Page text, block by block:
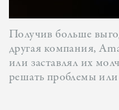
Получив больше
другая компания,
или заставлял их
решать проблемы или